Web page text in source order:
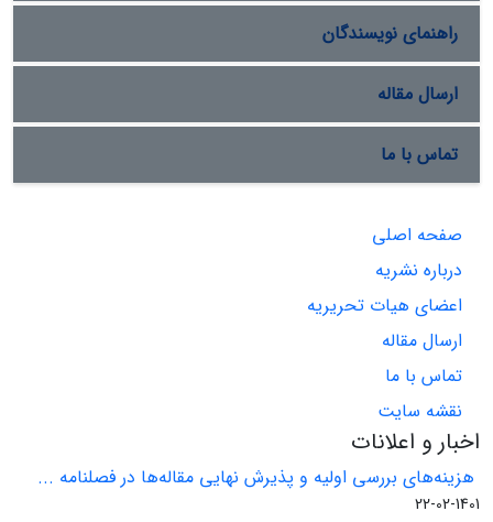
راهنمای نویسندگان
ارسال مقاله
تماس با ما
صفحه اصلی
درباره نشریه
اعضای هیات تحریریه
ارسال مقاله
تماس با ما
نقشه سایت
اخبار و اعلانات
هزینه‌های بررسی اولیه و پذیرش نهایی مقاله‌ها در فصلنامه ...
1401-02-22